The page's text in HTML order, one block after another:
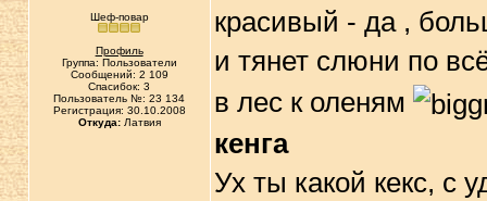
Шеф-повар
Профиль
Группа: Пользователи
Сообщений: 2 109
Спасибок: 3
Пользователь №: 23 134
Регистрация: 30.10.2008
Откуда:Латвия
красивый - да ,
и тянет слюни по
в лес к оленям
кенга
Ух ты какой кекс, с